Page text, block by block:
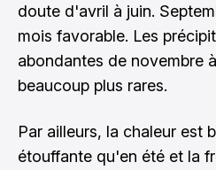
doute d'avril à juin.
mois favorable. Les
abondantes de novembre
beaucoup plus rares.
Par ailleurs, la chaleur est
étouffante qu'en été et la